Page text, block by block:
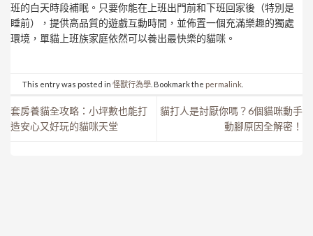
班的白天時段補眠。只要你能在上班出門前和下班回家後（特別是
睡前），提供高品質的遊戲互動時間，並佈置一個充滿樂趣的獨處
環境，單貓上班族家庭依然可以養出最快樂的貓咪。
This entry was posted in 怪獸行為學. Bookmark the permalink.
套房養貓全攻略：小坪數也能打
造安心又好玩的貓咪天堂
貓打人是討厭你嗎？6個貓咪動手
動腳原因全解密！